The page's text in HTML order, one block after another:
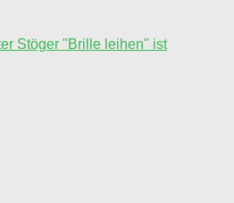
Stöger "Brille leihen" ist